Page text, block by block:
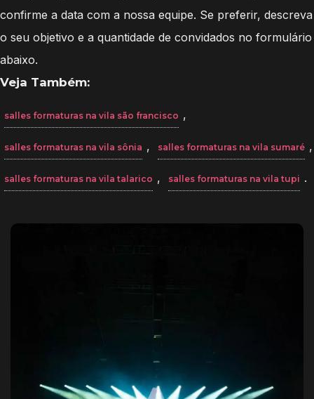
confirme a data com a nossa equipe. Se preferir, descreva
o seu objetivo e a quantidade de convidados no formulário
abaixo.
Veja Também:
salles formaturas na vila são francisco ,
salles formaturas na vila sônia , salles formaturas na vila sumaré ,
salles formaturas na vila talarico , salles formaturas na vila tupi .